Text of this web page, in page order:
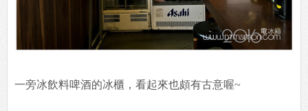
一旁冰飲料啤酒的冰櫃，看起來也頗有古意喔~